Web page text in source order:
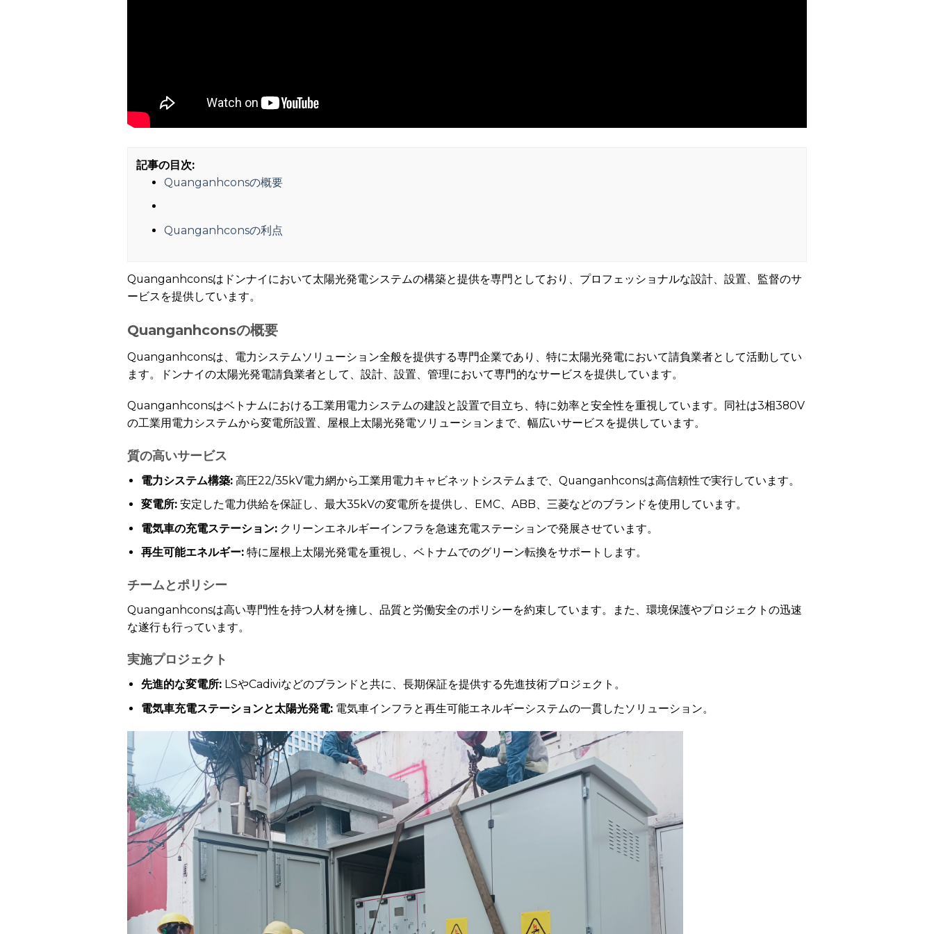
記事の目次:
Quanganhconsの概要
Quanganhconsの利点
Quanganhconsはドンナイにおいて太陽光発電システムの構築と提供を専門としており、プロフェッショナルな設計、設置、監督のサ
ービスを提供しています。
Quanganhconsの概要
Quanganhconsは、電力システムソリューション全般を提供する専門企業であり、特に太陽光発電において請負業者として活動してい
ます。ドンナイの太陽光発電請負業者として、設計、設置、管理において専門的なサービスを提供しています。
Quanganhconsはベトナムにおける工業用電力システムの建設と設置で目立ち、特に効率と安全性を重視しています。同社は3相380V
の工業用電力システムから変電所設置、屋根上太陽光発電ソリューションまで、幅広いサービスを提供しています。
質の高いサービス
電力システム構築: 高圧22/35kV電力網から工業用電力キャビネットシステムまで、Quanganhconsは高信頼性で実行しています。
変電所: 安定した電力供給を保証し、最大35kVの変電所を提供し、EMC、ABB、三菱などのブランドを使用しています。
電気車の充電ステーション: クリーンエネルギーインフラを急速充電ステーションで発展させています。
再生可能エネルギー: 特に屋根上太陽光発電を重視し、ベトナムでのグリーン転換をサポートします。
チームとポリシー
Quanganhconsは高い専門性を持つ人材を擁し、品質と労働安全のポリシーを約束しています。また、環境保護やプロジェクトの迅速
な遂行も行っています。
実施プロジェクト
先進的な変電所: LSやCadiviなどのブランドと共に、長期保証を提供する先進技術プロジェクト。
電気車充電ステーションと太陽光発電: 電気車インフラと再生可能エネルギーシステムの一貫したソリューション。